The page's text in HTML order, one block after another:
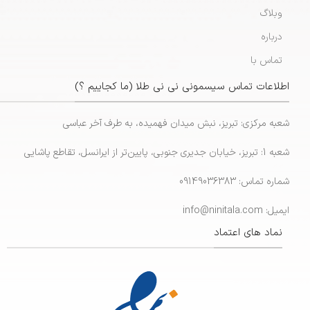
وبلاگ
درباره
تماس با
اطلاعات تماس سیسمونی نی نی طلا (ما کجاییم ؟)
شعبه مرکزی: تبریز، نبش میدان فهمیده، به طرف آخر عباسی
شعبه 1: تبریز، خیابان جدیری جنوبی، پایین‌تر از ایرانسل، تقاطع پاشایی
شماره تماس: 09149036383
ایمیل: info@ninitala.com
نماد های اعتماد